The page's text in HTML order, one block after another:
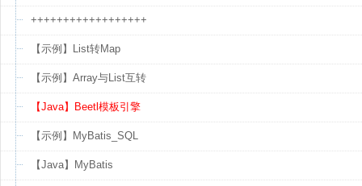
++++++++++++++++++
【示例】List转Map
【示例】Array与List互转
【Java】Beetl模板引擎
【示例】MyBatis_SQL
【Java】MyBatis